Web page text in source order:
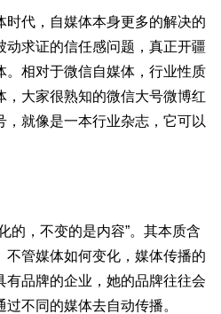
时代，自媒体本身更多的解决的
动求证的信任感问题，真正开疆
。相对于微信自媒体，行业性质
，大家很熟知的微信大号微博红
，就像是一本行业杂志，它可以
的，不变的是内容”。其本质含
不管媒体如何变化，媒体传播的
有品牌的企业，她的品牌往往会
不同的媒体去自动传播。